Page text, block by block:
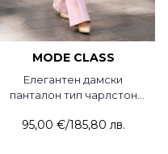
MODE CLASS
Елегантен дамски
панталон тип чарлстон
95,00 €/185,80 лв.